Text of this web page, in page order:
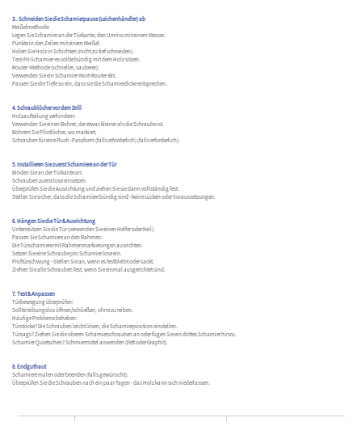
3.. Schneiden Sie die Scharnierpause (Leichenhändler) ab
Meißelmethode:
Legen Sie Scharnier an der Türkante, den Umriss mit einem Messer.
Punkte in den Zeilen mit einem Meißel.
Holen Sie Holz in Schichten (nicht zu tief schneiden).
Test-Fit-Scharnier-es sollte bündig mit dem Holz sitzen.
Router -Methode (schneller, sauberer):
Verwenden Sie ein Scharnier-Mort-Router-Bit.
Passen Sie die Tiefe so ein, dass sie die Scharnierdicke entsprechen.
4. Schraublöcher vor dem Drill
Holzaufteilung verhindern:
Verwenden Sie einen Bohrer, der etwas kleiner als die Schraube ist.
Bohrern Sie Pilotlöcher, wo markiert.
Schrauben für eine Flush -Passform (falls erforderlich) (falls erforderlich).
5. Installieren Sie zuerst Scharniere an der Tür
Binden Sie an der Türkante an:
Schrauben zuerst lose einsetzen.
Überprüfen Sie die Ausrichtung und ziehen Sie sie dann vollständig fest.
Stellen Sie sicher, dass die Scharniere bündig sind - keine Lücken oder Voraussetzungen.
6. Hängen Sie die Tür & Ausrichtung
Unterstützen Sie die Tür (verwenden Sie einen Helfer oder Keil).
Passen Sie Scharniere an den Rahmen:
Die Türscharniere mit Rahmenmarkierungen ausrichten.
Setzen Sie eine Schraube pro Scharnier lose ein.
Prüftürschwung - Stellen Sie an, wenn es festbleibt oder sackt.
Ziehen Sie alle Schrauben fest, wenn Sie einmal ausgerichtet sind.
7. Test & Anpassen
Türbewegung überprüfen:
Sollte reibungslos öffnen/schließen, ohne zu reiben.
Häufige Probleme beheben:
Türstöcke? Die Schrauben leicht lösen, die Scharnierposition einstellen.
Türsags? Ziehen Sie die oberen Scharnierschrauben an oder fügen Sie ein drittes Scharnier hinzu.
Scharnier Quietschen? Schmiermittel anwenden (Fett oder Graphit).
8. Endguthaut
Scharniere malen oder beenden (falls gewünscht).
Überprüfen Sie die Schrauben nach ein paar Tagen - das Holz kann sich niederlassen.